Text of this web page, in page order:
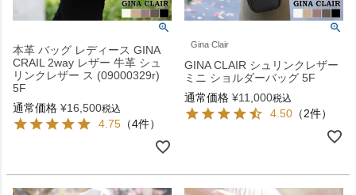
本革 バッグ レディース GINA
CRAIL 2way レザー 牛革 シュ
リンクレザー ス (09000329r)
5F
通常価格 ¥16,500税込
4.75 （4件）
Gina Clair
GINA CLAIR シュリンクレザー
ミニ ショルダーバッグ 5F
通常価格 ¥11,000税込
4.50 （2件）